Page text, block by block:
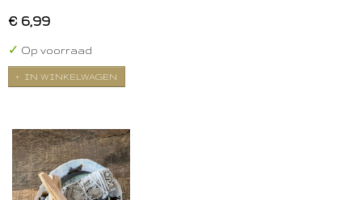
€ 6,99
✓ Op voorraad
IN WINKELWAGEN